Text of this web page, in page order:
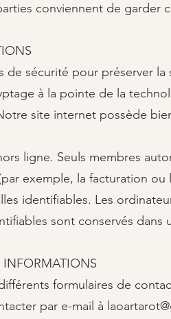
conviennent de garder
sécurité pour préserver la
à la pointe de la
site internet possède
ligne. Seuls membres
exemple, la facturation ou
identifiables. Les
sont conservés dans
INFORMATIONS
formulaires de
par e-mail à